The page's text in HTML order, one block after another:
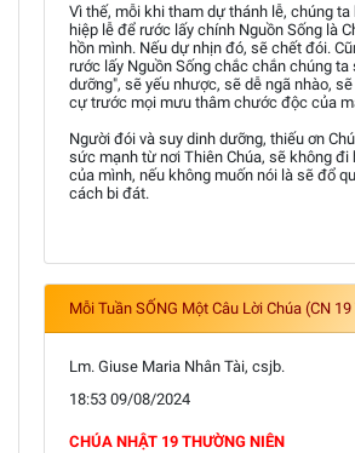
Vì thế, mỗi khi tham dự thánh lễ, chúng ta
hiệp lễ để rước lấy chính Nguồn Sống là
hồn mình. Nếu dự nhịn đó, sẽ chết đói.
rước lấy Nguồn Sống chắc chắn chúng ta
dưỡng", sẽ yếu nhược, sẽ dễ ngã nhào,
cự trước mọi mưu thâm chước độc của
Người đói và suy dinh dưỡng, thiếu ơn
sức mạnh từ nơi Thiên Chúa, sẽ không đi
của mình, nếu không muốn nói là sẽ đổ
cách bi đát.
Mỗi Tuần SỐNG Một Câu Lời Chúa (CN
Lm. Giuse Maria Nhân Tài, csjb.
18:53 09/08/2024
CHÚA NHẬT 19 THƯỜNG NIÊN